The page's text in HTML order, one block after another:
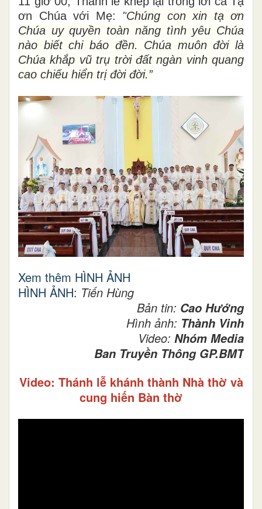
ơn Chúa với Mẹ: "Chúng con xin tạ ơn
Chúa uy quyền toàn năng tình yêu Chúa
nào biết chi báo đền. Chúa muôn đời là
Chúa khắp vũ trụ trời đất ngàn vinh quang
cao chiếu hiển trị đời đời.”
Xem thêm HÌNH ẢNH
HÌNH ẢNH: Tiến Hùng
Bản tin: Cao Hướng
Hình ảnh: Thành Vinh
Video: Nhóm Media
Ban Truyền Thông GP.BMT
Video: Thánh lễ khánh thành Nhà thờ và
cung hiến Bàn thờ